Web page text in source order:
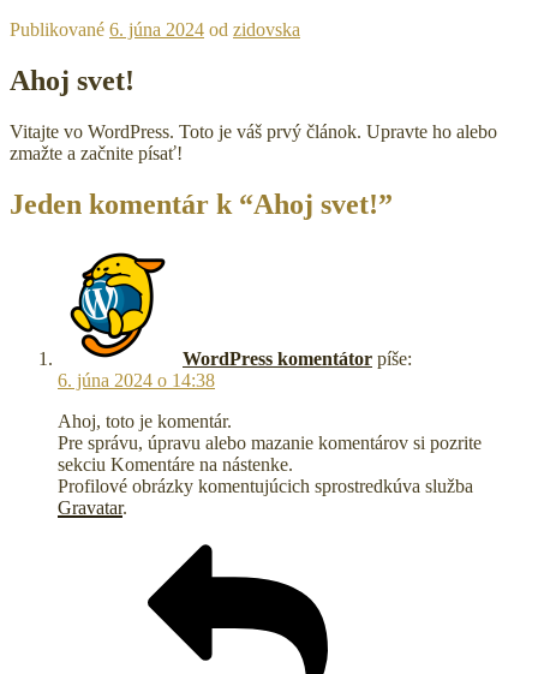
Publikované 6. júna 2024 od zidovska
Ahoj svet!
Vitajte vo WordPress. Toto je váš prvý článok. Upravte ho alebo
zmažte a začnite písať!
Jeden komentár k “Ahoj svet!”
WordPress komentátor píše:
6. júna 2024 o 14:38
Ahoj, toto je komentár.
Pre správu, úpravu alebo mazanie komentárov si pozrite
sekciu Komentáre na nástenke.
Profilové obrázky komentujúcich sprostredkúva služba
Gravatar.